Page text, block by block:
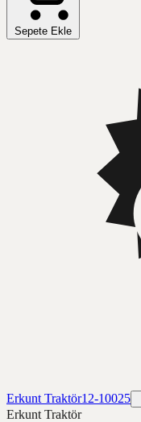
Sepete Ekle
Erkunt Traktör12-10025
Erkunt Traktör